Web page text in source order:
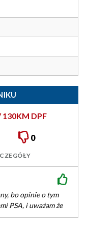
DPF
0
bo opinie o tym
PSA, i uważam że